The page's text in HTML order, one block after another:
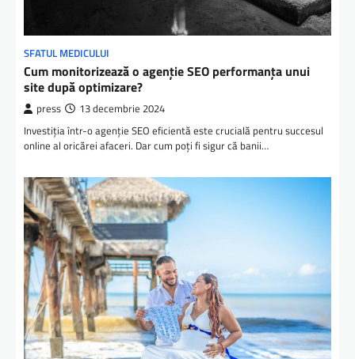
SFATUL MEDICULUI
Cum monitorizează o agenție SEO performanța unui
site după optimizare?
press 13 decembrie 2024
Investiția într-o agenție SEO eficientă este crucială pentru succesul
online al oricărei afaceri. Dar cum poți fi sigur că banii…